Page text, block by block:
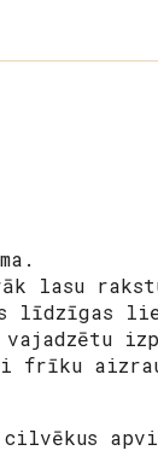
lasu
līdzīgas
frīku
cilvēkus